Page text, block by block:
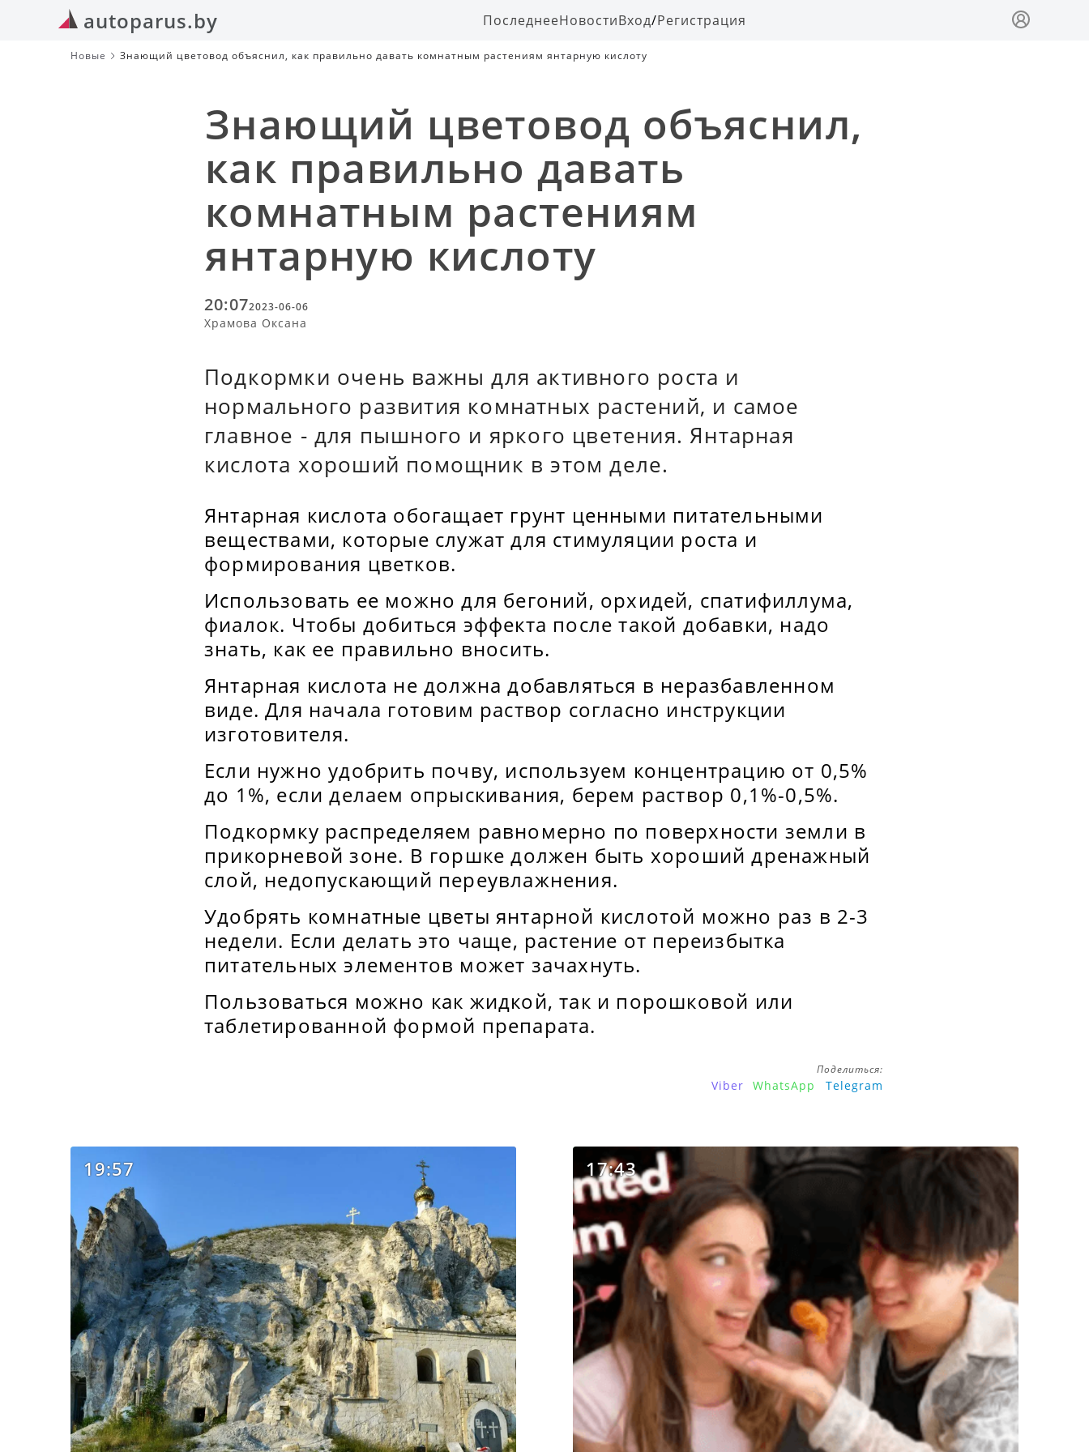
autoparus.by ПоследнееНовостиВход/Регистрация
Новые Знающий цветовод объяснил, как правильно давать комнатным растениям янтарную кислоту
Знающий цветовод объяснил,
как правильно давать
комнатным растениям
янтарную кислоту
20:072023-06-06
Храмова Оксана
Подкормки очень важны для активного роста и
нормального развития комнатных растений, и самое
главное - для пышного и яркого цветения. Янтарная
кислота хороший помощник в этом деле.
Янтарная кислота обогащает грунт ценными питательными
веществами, которые служат для стимуляции роста и
формирования цветков.
Использовать ее можно для бегоний, орхидей, спатифиллума,
фиалок. Чтобы добиться эффекта после такой добавки, надо
знать, как ее правильно вносить.
Янтарная кислота не должна добавляться в неразбавленном
виде. Для начала готовим раствор согласно инструкции
изготовителя.
Если нужно удобрить почву, используем концентрацию от 0,5%
до 1%, если делаем опрыскивания, берем раствор 0,1%-0,5%.
Подкормку распределяем равномерно по поверхности земли в
прикорневой зоне. В горшке должен быть хороший дренажный
слой, недопускающий переувлажнения.
Удобрять комнатные цветы янтарной кислотой можно раз в 2-3
недели. Если делать это чаще, растение от переизбытка
питательных элементов может зачахнуть.
Пользоваться можно как жидкой, так и порошковой или
таблетированной формой препарата.
Поделиться:
Viber WhatsApp Telegram
19:57 17:43